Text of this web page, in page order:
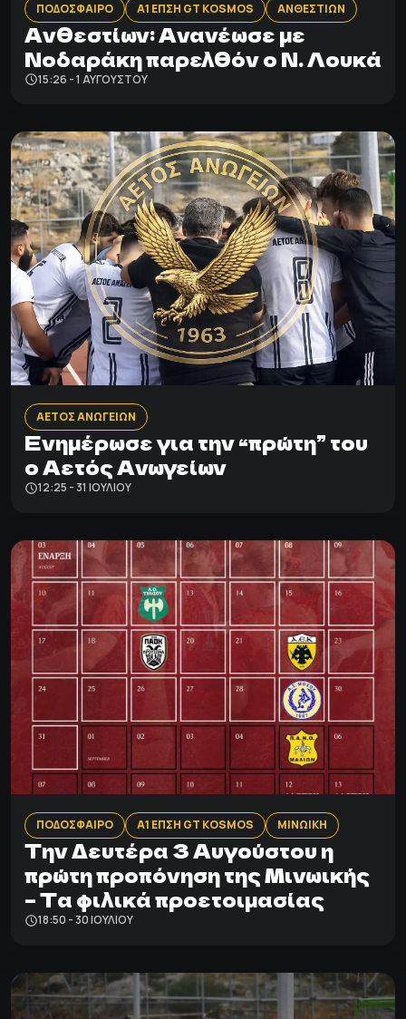
ΠΟΔΟΣΦΑΙΡΟ Α1 ΕΠΣΗ GT KOSMOS ΑΝΘΕΣΤΙΩΝ
Ανθεστίων: Aνανέωσε με
Νοδαράκη παρελθόν ο Ν. Λουκά
15:26 - 1 ΑΥΓΟΎΣΤΟΥ
ΑΕΤΟΣ ΑΝΩΓΕΙΩΝ
Ενημέρωσε για την “πρώτη” του
ο Αετός Ανωγείων
12:25 - 31 ΙΟΥΛΊΟΥ
ΠΟΔΟΣΦΑΙΡΟ Α1 ΕΠΣΗ GT KOSMOS ΜΙΝΩΙΚΗ
Tην Δευτέρα 3 Αυγούστου η
πρώτη προπόνηση της Μινωικής
– Τα φιλικά προετοιμασίας
18:50 - 30 ΙΟΥΛΊΟΥ